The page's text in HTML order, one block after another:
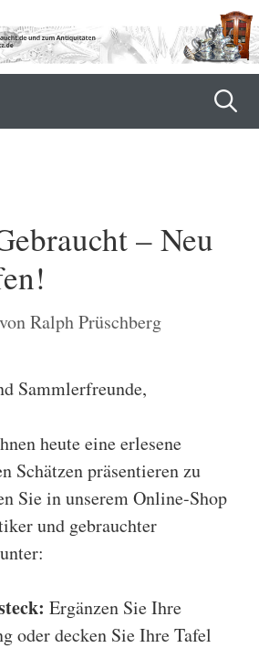
– Neu
vonRalph Prüschberg
Sammlerfreunde,
heute eine erlesene
Schätzen präsentieren zu
Sie in unserem Online-Shop
und gebrauchter
: Ergänzen Sie Ihre
oder decken Sie Ihre Tafel